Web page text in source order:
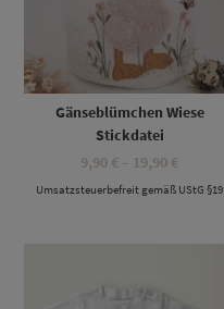
Gänseblümchen Wiese
Stickdatei
9,90 € – 19,90 €
bis
Umsatzsteuerbefreit gemäß UStG §19